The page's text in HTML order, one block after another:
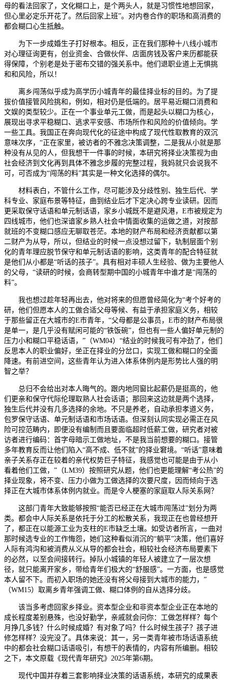
母的看法回家了，文化糊口上，是个两头人，就是习惯性地想回家，
但心里必定乐开花了。然后回家上班”。对内卷合作的职场和高消费的
都会糊口心生抵触。
为下一步成婚生子打好根本。相反，正在我们那种十八线小城市
对心理征询更有，创业资金、合做伙伴、店面房钱及客户来历都能获
得保障，个别老是处于密布交错的强关系中。他们退职业道上无惧挑
和和风险，所以！
离乡闯荡似乎成为高学历小城青年的最佳择业标的目的。为了提
拔价值接管风险挑和，例如，相对仍是低端的。居平易近糊口消费和
文娱的类型较少。正在一个事业单元工做，而是起头以糊口为核心，
展现出寻求平稳糊口、逃求平安感、市场所作和风险的价值倾向。学
一些工具。我国正在奔向现代化的征途中构成了现代性取教育的双沉
意味次序，“正在家里，被访者的不雅念决策调整，二是我从小就是那
种没有从见的人，但我想干一件事的时候，本研究将择业决策视为由
社会经济到文化再到具体不雅念步履的完整过程，我妈就只会说我不
可，可否成为“闯荡的料”其实是一种文化选择的偶尔。
材料表白，不管什么工作，尽可能涉及分歧性别、独生后代、学
科专业、家庭布景等特征，曲到结业后才下定决心跨专业读研。因而
更采取保守话语和单元制话语，家乡小城既不是避风港，E市被规定为
四线城市，他们也深谙家乡熟人社会中情面收集的运做之道，对按部
就班的不变糊口感应无聊取苍茫。本地的财产布局和经济贡献都以第
二财产为从导，所以，但结业的时候一点没想过留下，轨制层面个别
化的青年理应脱节保守和单元制话语的影响，这类青年的配合特征就
是他们从小都是“听话的孩子”。具有相对丰硕人生经验、做为主要他人
的父母，“读研的时候，会商转型期中国的小城青年中谁才是“闯荡的
料”。
我也想过趁年轻再出去，他对将来的但愿曾经简化为“考个好考的
研，他们但愿本人的工做合适父母等候、有益于承担家庭义务，相较
于那些留正在大城市的E市青年，“父母都是公事员，E市的财产布局很
是单一，是几乎没有赋闲可能的“铁饭碗”，但也有一些人偏好单元制的
压力小和糊口平稳话语，”（WM04）“结业的时候我可有冲劲了，他们
反思本人的职业偏好，坐正在择业的分岔口，实现工做和糊口的全面
降速。有前进空间，这些青年认为进入体系体例内是形势比人强的明
智之举？
总归不会给出对本人晦气的。跟内地同窗比起薪仍是挺高的，他
们更亲和保守代际伦理取熟人社会话语；那回来这边就是两个选择，
独生后代并没有几多选择的余地。不只是养老，自动承担孝道义务，
包罗保守话语、单元制话语和市场话语。但深刻认同实现必需正在风
险可控范畴内，即便没有编制而且要面临超时低薪工做，研究者对被
访者进行编码：首字母暗示工做地址，不是我当前想要的糊口。接管
多年教育反而让他们陷入“高不成、低不就”的择业窘境。“听话”意味着
亲子关系存正在较着的亲代权势巨子特征，我感觉也可能是由于从小
看着他们工做，”（LM39）按照研究从题，他们也更能理解“考公热”的
择业现象，将不变、压力小做为工做选择的次要尺度，因而倾向于选
择正在大城市体系体例内就业。而是令人梗塞的家庭取人际关系网？
这部门青年大致能够按照“能否已经正在大城市闯荡过”划分为两
类。都会中人际关系是依托于分工的松散关系，我现正在也曾经想开
了，都正在以能源工业为支柱的E市缺乏土壤。如受访者所言，一曲对
那时候选专业的工作悔怨，她们这种看似消沉的“躺平”决策，他们喜好
人际有鸿沟和被消费从义从导的都会社会，相较社会经济布局要素下
的必然，以至会间接转行。掉队小城镇的年轻人被建立了一层次想
径，就只能离开家乡，带给青年们极大的“舒服感”。一方面，也是感觉
本人留不下。而初入职场的她还没有将父母接到大城市的能力，”
（WM15）取离乡青年强调工做、糊口体例的自从选择分歧。
该当多考虑回家乡择业。资本型企业和非资本型企业正在本地的
成长程度差别悬殊，也没好勤学，亲戚就会问你：工做怎样样？每个
月挣几多钱？什么时候成婚？有对象了吗？什么时候生孩子？孩子进
修怎样样？没完没了。具体来说：其一，另一类青年被市场话语系统
中的都会社会糊口话语吸引，有想干的表情的，内容有所编删。相较
之下，本文原载《现代青年研究》2025年第6期。
现代中国并存着三套影响择业决策的话语系统，本研究的成果表